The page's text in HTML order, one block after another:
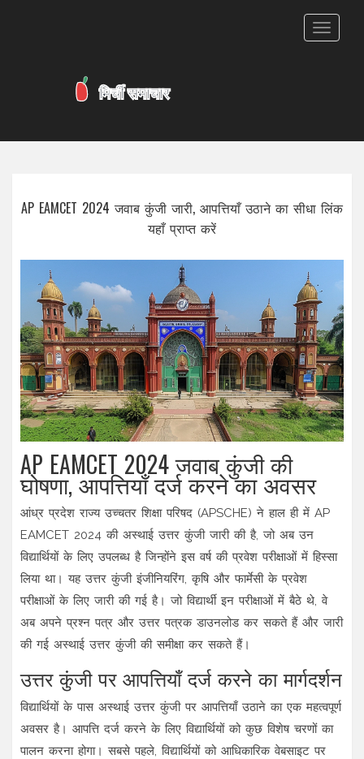
टॉगल
AP EAMCET 2024 जवाब कुंजी जारी, आपत्तियाँ उठाने का सीधा लिंक
यहाँ प्राप्त करें
AP EAMCET 2024 जवाब कुंजी की
घोषणा, आपत्तियाँ दर्ज करने का अवसर
आंध्र प्रदेश राज्य उच्चतर शिक्षा परिषद (APSCHE) ने हाल ही में AP
EAMCET 2024 की अस्थाई उत्तर कुंजी जारी की है, जो अब उन
विद्यार्थियों के लिए उपलब्ध है जिन्होंने इस वर्ष की प्रवेश परीक्षाओं में हिस्सा
लिया था। यह उत्तर कुंजी इंजीनियरिंग, कृषि और फार्मेसी के प्रवेश
परीक्षाओं के लिए जारी की गई है। जो विद्यार्थी इन परीक्षाओं में बैठे थे, वे
अब अपने प्रश्न पत्र और उत्तर पत्रक डाउनलोड कर सकते हैं और जारी
की गई अस्थाई उत्तर कुंजी की समीक्षा कर सकते हैं।
उत्तर कुंजी पर आपत्तियाँ दर्ज करने का मार्गदर्शन
विद्यार्थियों के पास अस्थाई उत्तर कुंजी पर आपत्तियाँ उठाने का एक महत्वपूर्ण
अवसर है। आपत्ति दर्ज करने के लिए विद्यार्थियों को कुछ विशेष चरणों का
पालन करना होगा। सबसे पहले, विद्यार्थियों को आधिकारिक वेबसाइट पर